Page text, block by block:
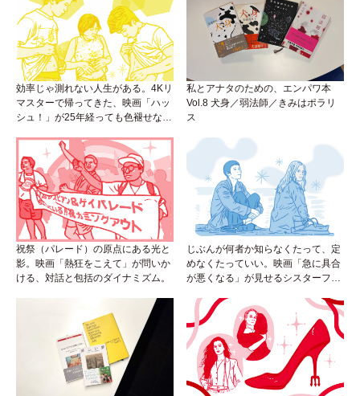
効率じゃ測れない人生がある。4Kリ
マスターで帰ってきた、映画「ハッ
シュ！」が25年経っても色褪せない
私とアナタのための、エンパワ本
Vol.8 犬身／弱法師／きみはポラリ
ス
祝祭（パレード）の原点にある光と
影。映画「熱狂をこえて」が問いか
ける、対話と包括のダイナミズム。
じぶんが何者か知らなくたって、定
めなくたっていい。映画「急に具合
が悪くなる」が見せるシスターフッ